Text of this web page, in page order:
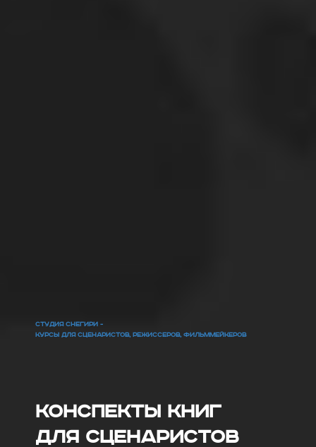
СТУДИЯ СНЕГИРИ -
КУРСЫ ДЛЯ СЦЕНАРИСТОВ, РЕЖИССЕРОВ, ФИЛЬММЕЙКЕРОВ
Конспекты книг
для сценаристов